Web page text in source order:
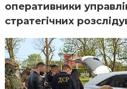
оперативники
стратегічних